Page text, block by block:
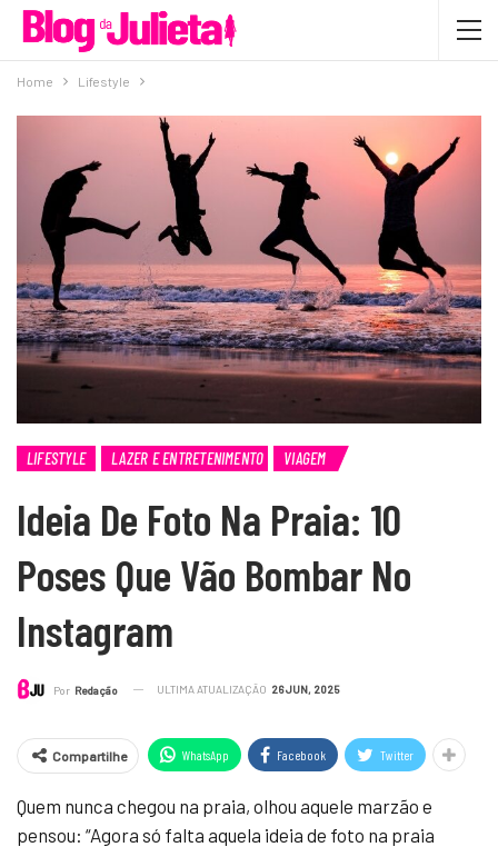
Home Lifestyle
LIFESTYLE LAZER E ENTRETENIMENTO VIAGEM
Ideia De Foto Na Praia: 10
Poses Que Vão Bombar No
Instagram
Por Redação ULTIMA ATUALIZAÇÃO 26 JUN, 2025
Compartilhe WhatsApp Facebook Twitter
Quem nunca chegou na praia, olhou aquele marzão e
pensou: “Agora só falta aquela ideia de foto na praia